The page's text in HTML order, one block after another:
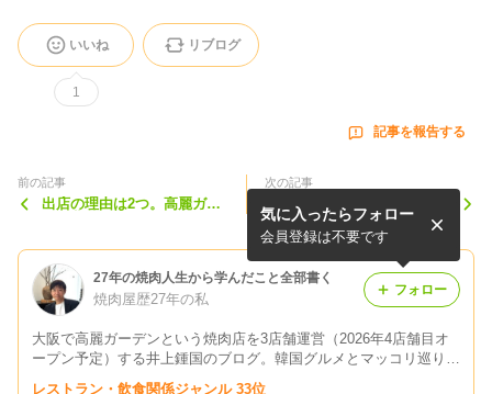
いいね
1
リブログ
記事を報告する
前の記事
出店の理由は2つ。高麗ガー
次の記事
柚子胡椒とホルモンがここま
で合う理由。焼肉屋が“ウル
テ”を追加メニュー化した話
27年の焼肉人生から学んだこと全部書く
焼肉屋歴27年の私
大阪で高麗ガーデンという焼肉店を3店舗運営（2026年4店舗目オ
ープン予定）する井上鍾国のブログ。韓国グルメとマッコリ巡りが
気に入ったらフォロー
会員登録は不要です
フォロー
レストラン・飲食関係ジャンル 33位